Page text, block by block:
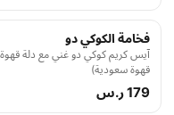
فخامة الكوكي دو
آيس كريم كوكي دو غني مع دلة قهوة
قهوة سعودية)
179 ر.س